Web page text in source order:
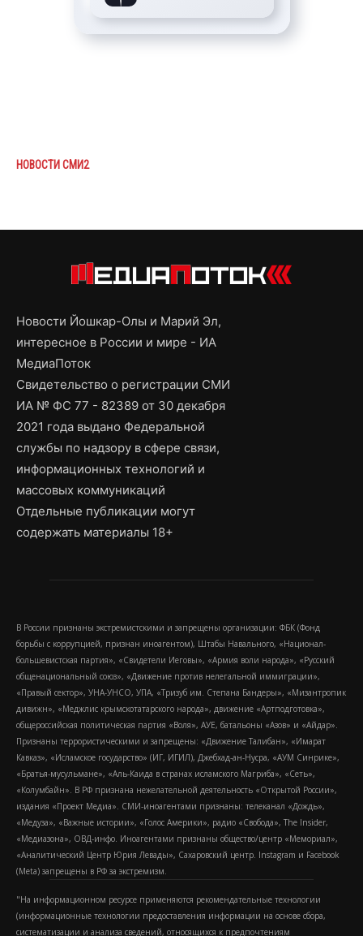
НОВОСТИ СМИ2
Новости Йошкар-Олы и Марий Эл,
интересное в России и мире - ИА
МедиаПоток
Свидетельство о регистрации СМИ
ИА № ФС 77 - 82389 от 30 декабря
2021 года выдано Федеральной
службы по надзору в сфере связи,
информационных технологий и
массовых коммуникаций
Отдельные публикации могут
содержать материалы 18+
В России признаны экстремистскими и запрещены организации: ФБК (Фонд
борьбы с коррупцией, признан иноагентом), Штабы Навального, «Национал-
большевистская партия», «Свидетели Иеговы», «Армия воли народа», «Русский
общенациональный союз», «Движение против нелегальной иммиграции»,
«Правый сектор», УНА-УНСО, УПА, «Тризуб им. Степана Бандеры», «Мизантропик
дивижн», «Меджлис крымскотатарского народа», движение «Артподготовка»,
общероссийская политическая партия «Воля», АУЕ, батальоны «Азов» и «Айдар».
Признаны террористическими и запрещены: «Движение Талибан», «Имарат
Кавказ», «Исламское государство» (ИГ, ИГИЛ), Джебхад-ан-Нусра, «АУМ Синрике»,
«Братья-мусульмане», «Аль-Каида в странах исламского Магриба», «Сеть»,
«Колумбайн». В РФ признана нежелательной деятельность «Открытой России»,
издания «Проект Медиа». СМИ-иноагентами признаны: телеканал «Дождь»,
«Медуза», «Важные истории», «Голос Америки», радио «Свобода», The Insider,
«Медиазона», ОВД-инфо. Иноагентами признаны общество/центр «Мемориал»,
«Аналитический Центр Юрия Левады», Сахаровский центр. Instagram и Facebook
(Metа) запрещены в РФ за экстремизм.
"На информационном ресурсе применяются рекомендательные технологии
(информационные технологии предоставления информации на основе сбора,
систематизации и анализа сведений, относящихся к предпочтениям